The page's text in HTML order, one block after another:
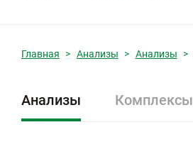
Главная Анализы Анализы
Анализы Комплексы